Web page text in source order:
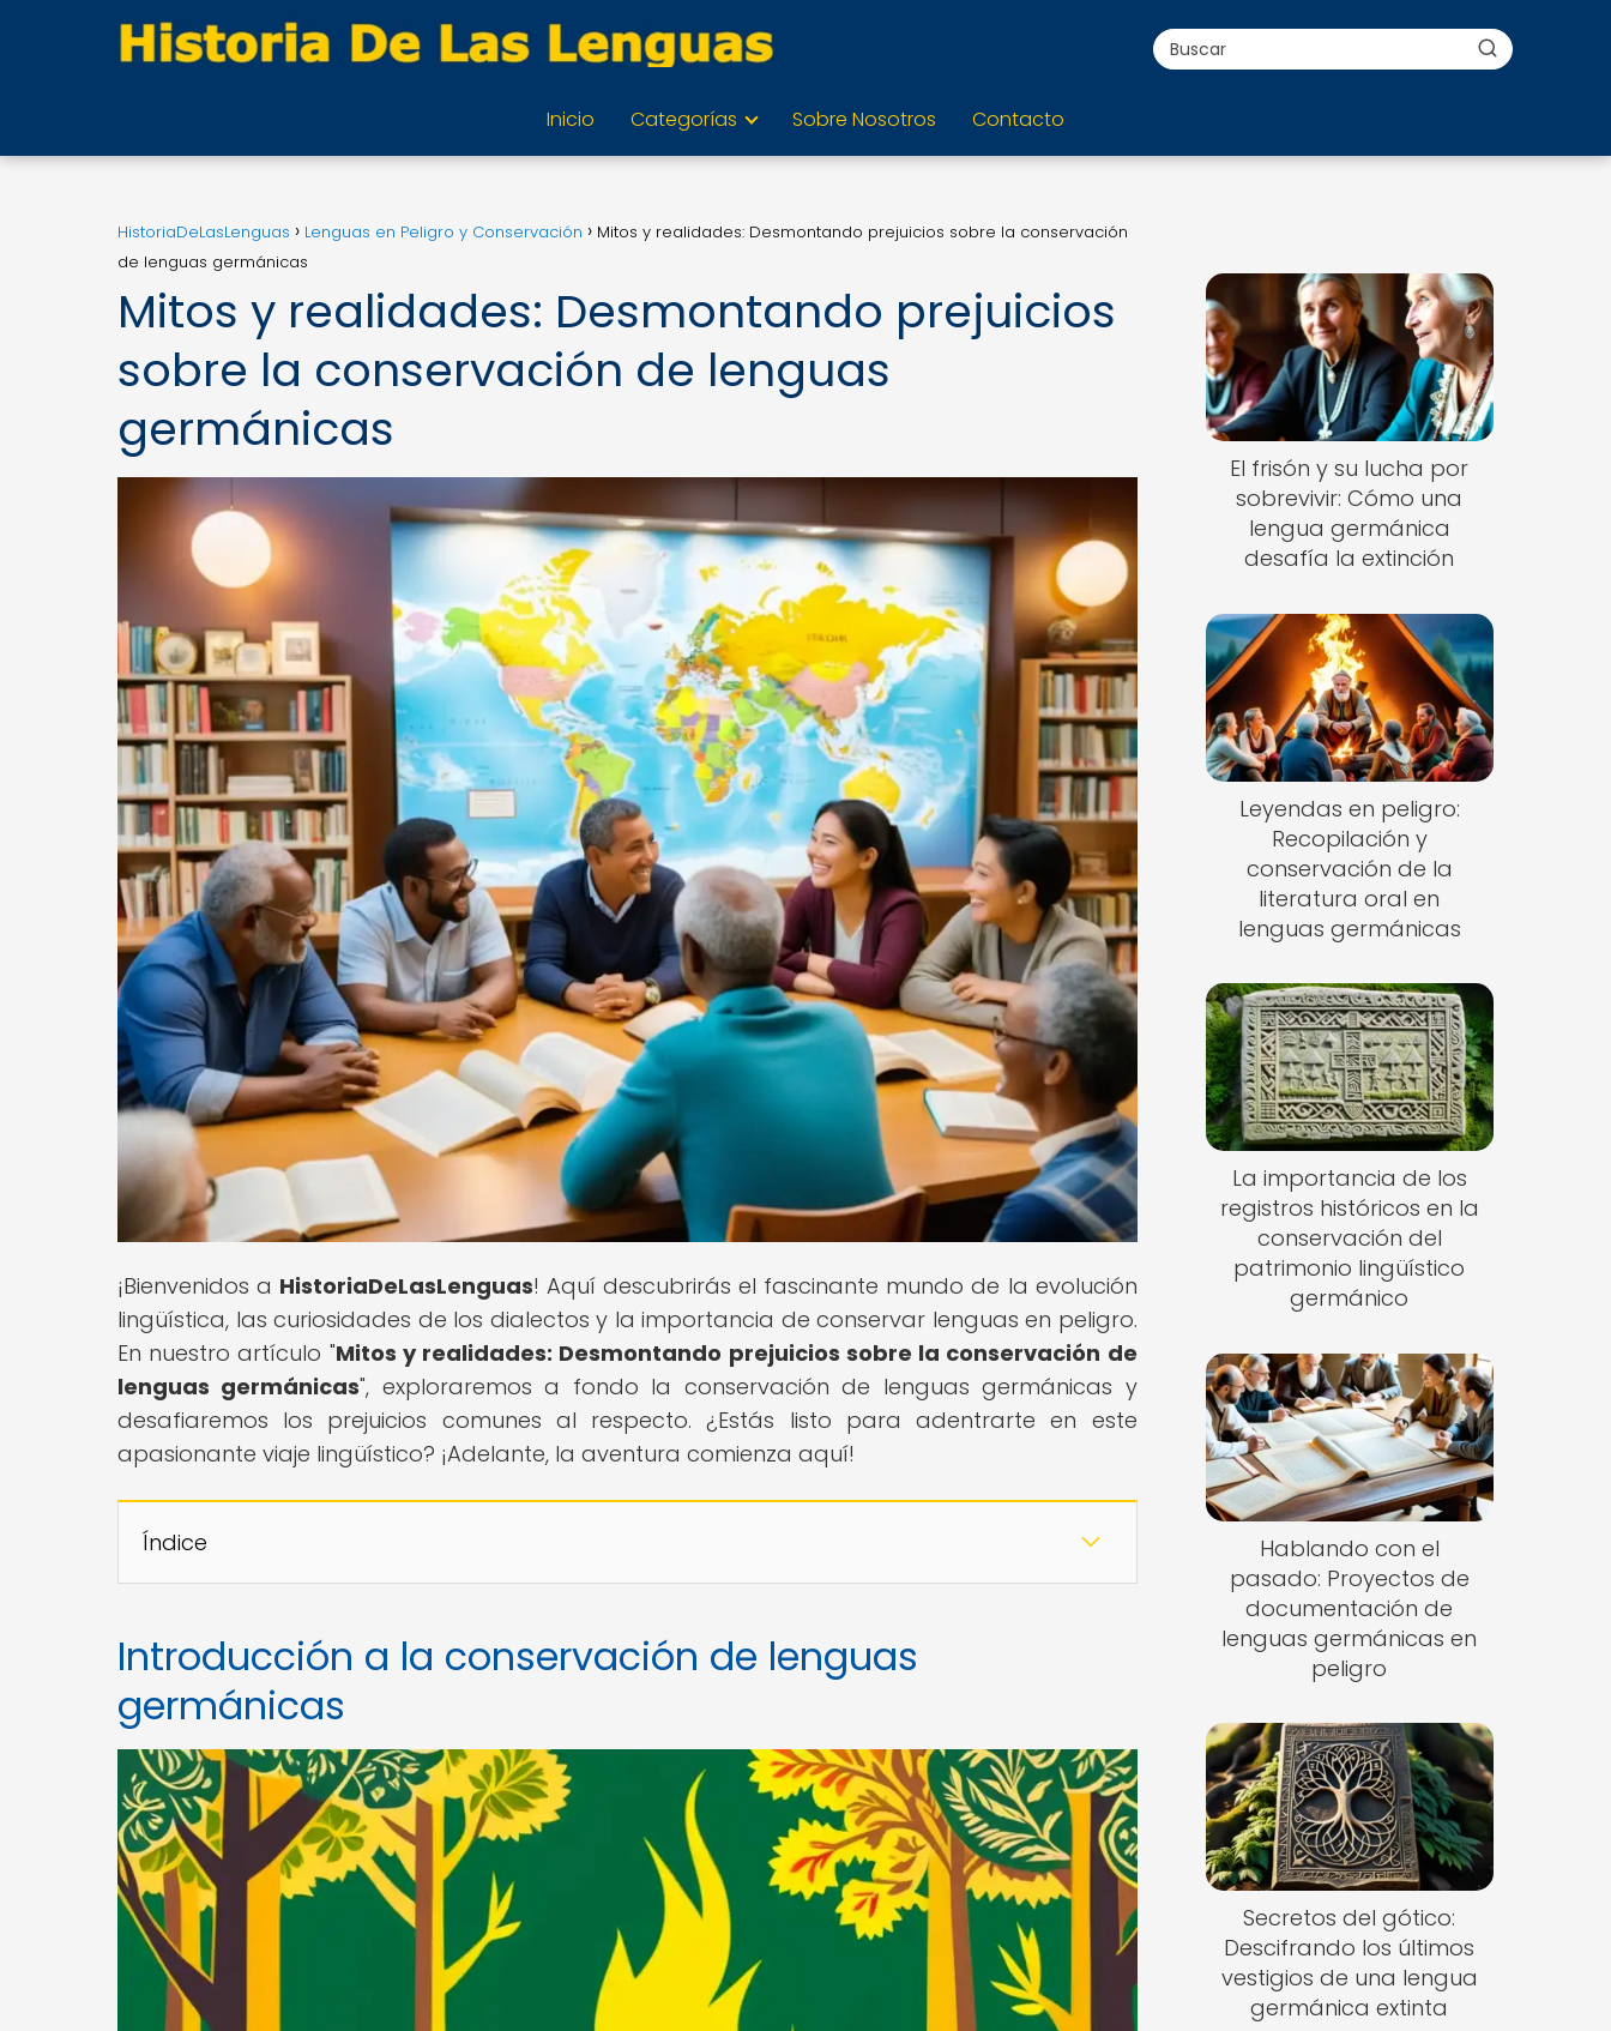
Inicio Categorías Sobre Nosotros Contacto
HistoriaDeLasLenguas Lenguas en Peligro y Conservación
Mitos y realidades: Desmontando prejuicios sobre la conservación
de lenguas germánicas
Mitos y realidades: Desmontando prejuicios
sobre la conservación de lenguas
germánicas
¡Bienvenidos a HistoriaDeLasLenguas! Aquí descubrirás el fascinante mundo de la evolución
lingüística, las curiosidades de los dialectos y la importancia de conservar lenguas en peligro.
En nuestro artículo "Mitos y realidades: Desmontando prejuicios sobre la conservación de
lenguas germánicas", exploraremos a fondo la conservación de lenguas germánicas y
desafiaremos los prejuicios comunes al respecto. ¿Estás listo para adentrarte en este
apasionante viaje lingüístico? ¡Adelante, la aventura comienza aquí!
Índice
Introducción a la conservación de lenguas
germánicas
El frisón y su lucha por
sobrevivir: Cómo una
lengua germánica
desafía la extinción
Leyendas en peligro:
Recopilación y
conservación de la
literatura oral en
lenguas germánicas
La importancia de los
registros históricos en la
conservación del
patrimonio lingüístico
germánico
Hablando con el
pasado: Proyectos de
documentación de
lenguas germánicas en
peligro
Secretos del gótico:
Descifrando los últimos
vestigios de una lengua
germánica extinta